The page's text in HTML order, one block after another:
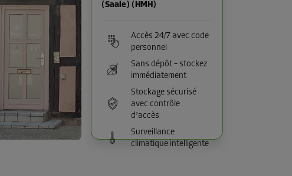
(Saale) (HMH)
Accès 24/7 avec code
personnel
Sans dépôt – stockez
immédiatement
Stockage sécurisé
avec contrôle
d’accès
Surveillance
climatique intelligente